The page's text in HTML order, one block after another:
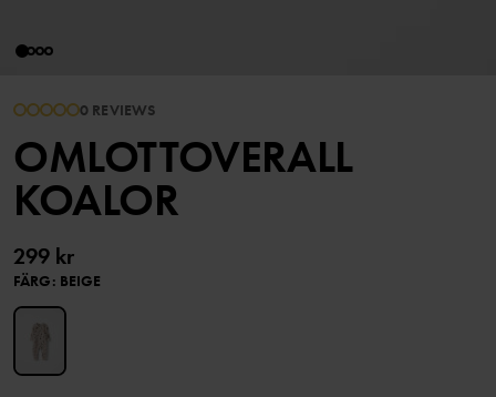
0 REVIEWS
OMLOTTOVERALL
KOALOR
299 kr
FÄRG: BEIGE